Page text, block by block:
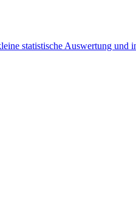
statistische Auswertung und